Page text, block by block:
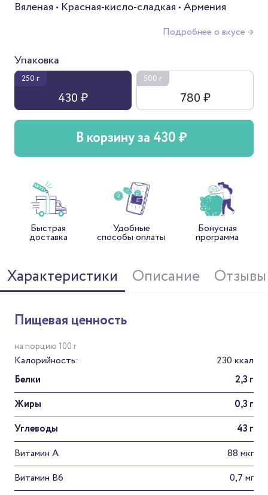
Вяленая • Красная-кисло-сладкая • Армения
Подробнее о вкусе →
Упаковка
250 г
430 ₽
500 г
780 ₽
В корзину за 430 ₽
Быстрая
доставка
Удобные
способы оплаты
Бонусная
программа
Характеристики Описание Отзывы
Пищевая ценность
на порцию 100 г
Калорийность: 230 ккал
Белки
2,3 г
Жиры
0,3 г
Углеводы
43 г
Витамин А
88 мкг
Витамин В6
0,7 мг